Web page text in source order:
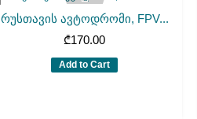
რუსთავის ავტოდრომი, FPV...
₾170.00
Add to Cart